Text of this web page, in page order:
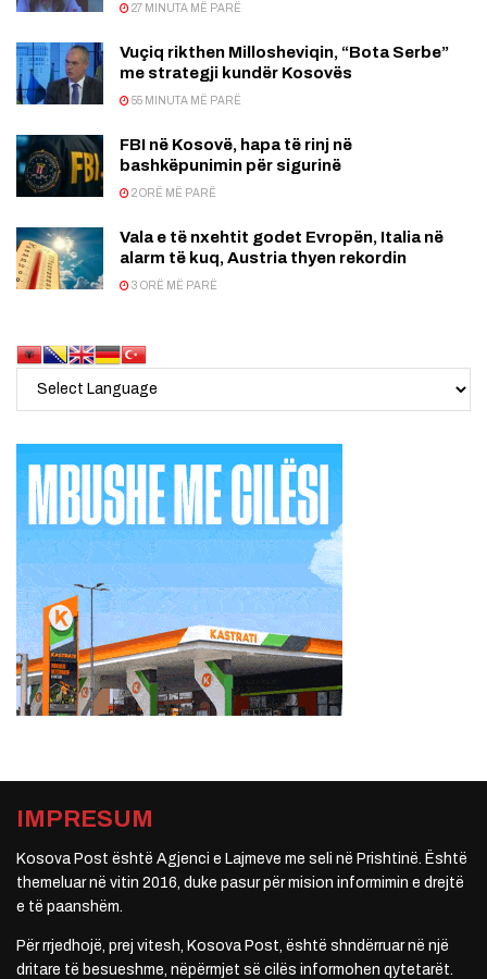
27 MINUTA MË PARË
Vuçiq rikthen Millosheviqin, “Bota Serbe”
me strategji kundër Kosovës
55 MINUTA MË PARË
FBI në Kosovë, hapa të rinj në
bashkëpunimin për sigurinë
2 ORË MË PARË
Vala e të nxehtit godet Evropën, Italia në
alarm të kuq, Austria thyen rekordin
3 ORË MË PARË
IMPRESUM
Kosova Post është Agjenci e Lajmeve me seli në Prishtinë. Është
themeluar në vitin 2016, duke pasur për mision informimin e drejtë
e të paanshëm.
Për rrjedhojë, prej vitesh, Kosova Post, është shndërruar në një
dritare të besueshme, nëpërmjet së cilës informohen qytetarët.